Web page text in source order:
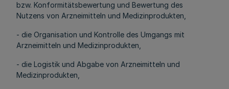
bzw. Konformitätsbewertung und Bewertung des
Nutzens von Arzneimitteln und Medizinprodukten,
- die Organisation und Kontrolle des Umgangs mit
Arzneimitteln und Medizinprodukten,
- die Logistik und Abgabe von Arzneimitteln und
Medizinprodukten,